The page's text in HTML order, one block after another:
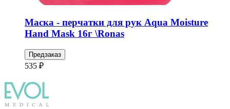
Маска - перчатки для рук Aqua Moisture
Hand Mask 16г \Ronas
Предзаказ
535 ₽